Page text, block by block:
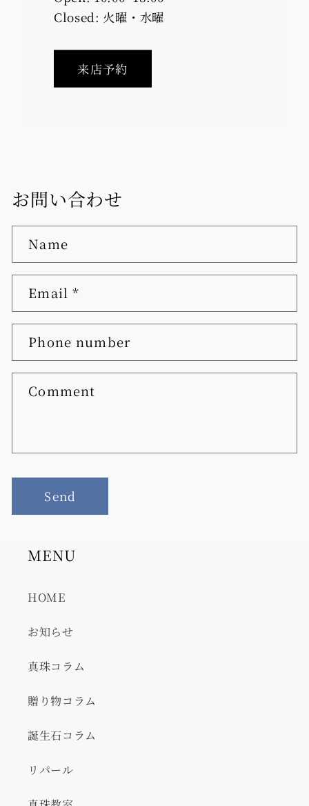
Closed: 火曜・水曜
来店予約
お問い合わせ
Name
Email*
Phone number
Comment
Send
MENU
HOME
お知らせ
真珠コラム
贈り物コラム
誕生石コラム
リパール